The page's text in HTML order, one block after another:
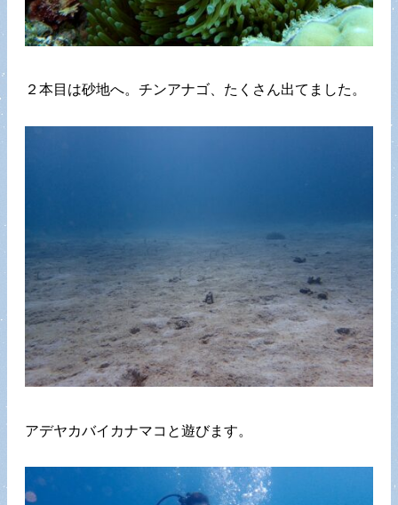
２本目は砂地へ。チンアナゴ、たくさん出てました。
アデヤカバイカナマコと遊びます。